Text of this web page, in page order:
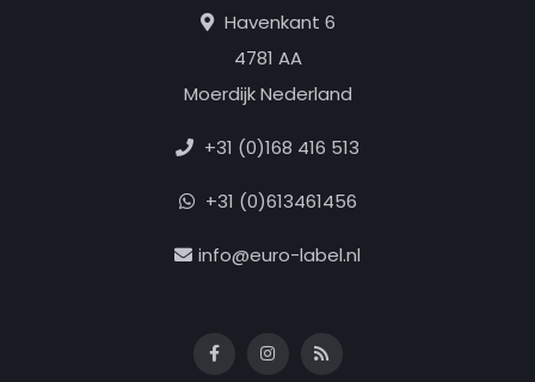
Havenkant 6
4781 AA
Moerdijk Nederland
+31 (0)168 416 513
+31 (0)613461456
info@euro-label.nl